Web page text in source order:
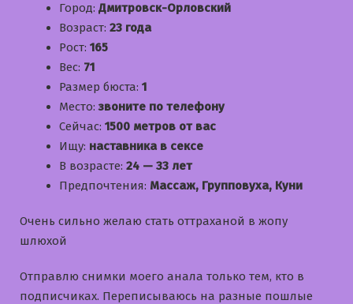
Город: Дмитровск-Орловский
Возраст: 23 года
Рост: 165
Вес: 71
Размер бюста: 1
Место:звоните по телефону
Сейчас: 1500 метров от вас
Ищу: наставника в сексе
В возрасте: 24 — 33 лет
Предпочтения: Массаж, Групповуха, Куни
Очень сильно желаю стать оттраханой в жопу
шлюхой
Отправлю снимки моего анала только тем, кто в
подписчиках. Переписываюсь на разные пошлые